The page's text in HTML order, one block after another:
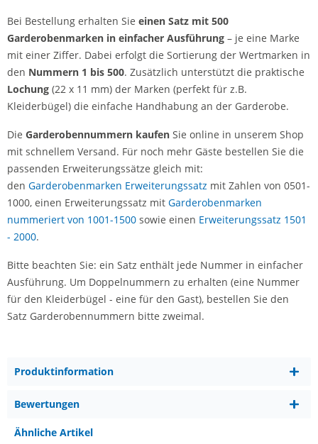
Bei Bestellung erhalten Sie einen Satz mit 500
Garderobenmarken in einfacher Ausführung – je eine Marke
mit einer Ziffer. Dabei erfolgt die Sortierung der Wertmarken in
den Nummern 1 bis 500. Zusätzlich unterstützt die praktische
Lochung (22 x 11 mm) der Marken (perfekt für z.B.
Kleiderbügel) die einfache Handhabung an der Garderobe.
Die Garderobennummern kaufen Sie online in unserem Shop
mit schnellem Versand. Für noch mehr Gäste bestellen Sie die
passenden Erweiterungssätze gleich mit:
den Garderobenmarken Erweiterungssatz mit Zahlen von 0501-
1000, einen Erweiterungssatz mit Garderobenmarken
nummeriert von 1001-1500 sowie einen Erweiterungssatz 1501
- 2000.
Bitte beachten Sie: ein Satz enthält jede Nummer in einfacher
Ausführung. Um Doppelnummern zu erhalten (eine Nummer
für den Kleiderbügel - eine für den Gast), bestellen Sie den
Satz Garderobennummern bitte zweimal.
Produktinformation
Bewertungen
Ähnliche Artikel